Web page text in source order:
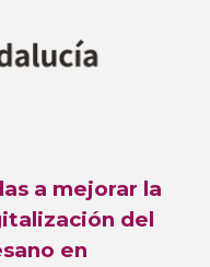
a mejorar la
del
en